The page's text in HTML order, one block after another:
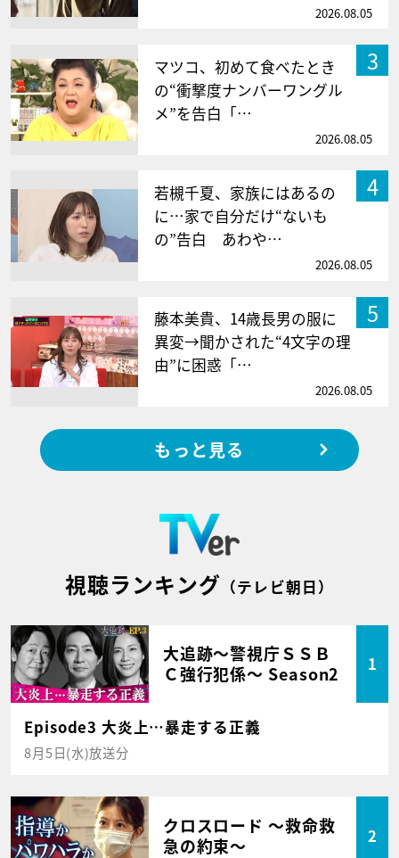
2026.08.05
3
マツコ、初めて食べたとき
の“衝撃度ナンバーワングル
メ”を告白「…
2026.08.05
4
若槻千夏、家族にはあるの
に…家で自分だけ“ないも
の”告白 あわや…
2026.08.05
5
藤本美貴、14歳長男の服に
異変→聞かされた“4文字の理
由”に困惑「…
2026.08.05
もっと見る
視聴ランキング （テレビ朝日）
大追跡～警視庁ＳＳＢ
Ｃ強行犯係～ Season2
1
Episode3 大炎上…暴走する正義
8月5日(水)放送分
クロスロード ～救命救
急の約束～
2